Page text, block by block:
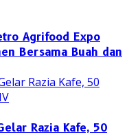
Agrifood Expo
Bersama Buah dan
Razia Kafe, 50